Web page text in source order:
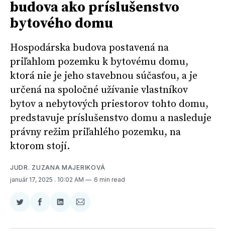
budova ako príslušenstvo
bytového domu
Hospodárska budova postavená na
priľahlom pozemku k bytovému domu,
ktorá nie je jeho stavebnou súčasťou, a je
určená na spoločné užívanie vlastníkov
bytov a nebytových priestorov tohto domu,
predstavuje príslušenstvo domu a nasleduje
právny režim priľahlého pozemku, na
ktorom stojí.
JUDR. ZUZANA MAJERIKOVÁ
január 17, 2025 . 10:02 AM 6 min read
Zdieľať
Twitter
Zdieľať
Facebooku
Zdieľať
LinkedIne
Zdieľať
E-